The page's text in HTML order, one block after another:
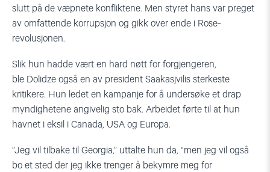
slutt på de væpnete konfliktene. Men styret hans var preget
av omfattende korrupsjon og gikk over ende i Rose-
revolusjonen.
Slik hun hadde vært en hard nøtt for forgjengeren,
ble Dolidze også en av president Saakasjvilis sterkeste
kritikere. Hun ledet en kampanje for å undersøke et drap
myndighetene angivelig sto bak. Arbeidet førte til at hun
havnet i eksil i Canada, USA og Europa.
”Jeg vil tilbake til Georgia,” uttalte hun da, “men jeg vil også
bo et sted der jeg ikke trenger å bekymre meg for